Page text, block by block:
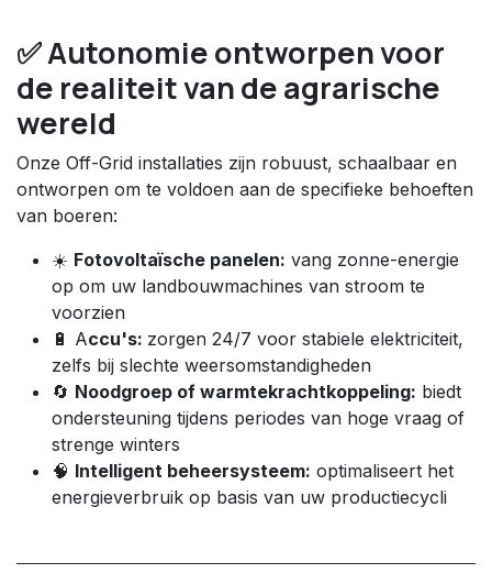
✅ Autonomie ontworpen voor
de realiteit van de agrarische
wereld
Onze Off-Grid installaties zijn robuust, schaalbaar en
ontworpen om te voldoen aan de specifieke behoeften
van boeren:
☀️ Fotovoltaïsche panelen: vang zonne-energie
op om uw landbouwmachines van stroom te
voorzien
🔋 Accu's: zorgen 24/7 voor stabiele elektriciteit,
zelfs bij slechte weersomstandigheden
🔄 Noodgroep of warmtekrachtkoppeling: biedt
ondersteuning tijdens periodes van hoge vraag of
strenge winters
🧠 Intelligent beheersysteem: optimaliseert het
energieverbruik op basis van uw productiecycli